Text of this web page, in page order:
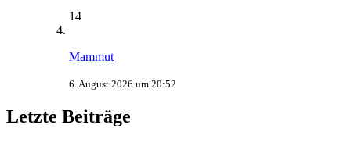
14
Mammut
6. August 2026 um 20:52
Letzte Beiträge